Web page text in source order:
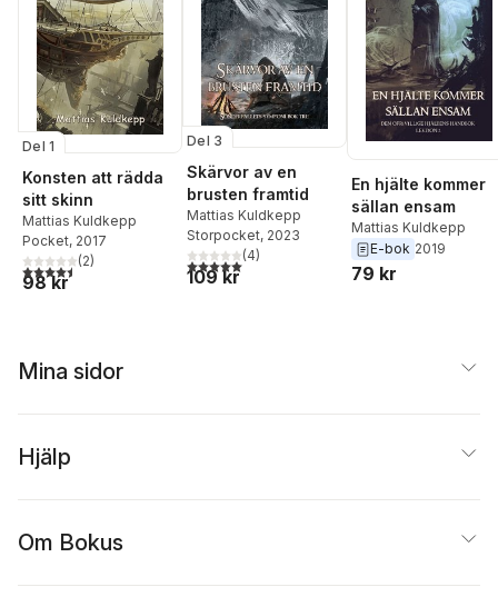
Del 1
Konsten att rädda
sitt skinn
Mattias Kuldkepp
Pocket, 2017
4,5utav 5 stjärnor. Totalt antal röster:
(2)
98 kr
Del 3
Skärvor av en
brusten framtid
Mattias Kuldkepp
Storpocket, 2023
5,0utav 5 stjärnor. Totalt antal röster:
(4)
109 kr
En hjälte kommer
sällan ensam
Mattias Kuldkepp
E-bok 2019
79 kr
Mina sidor
Hjälp
Om Bokus